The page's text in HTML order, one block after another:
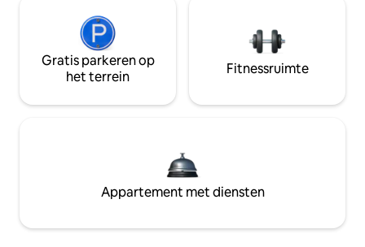
Gratis parkeren op
het terrein
Fitnessruimte
Appartement met diensten